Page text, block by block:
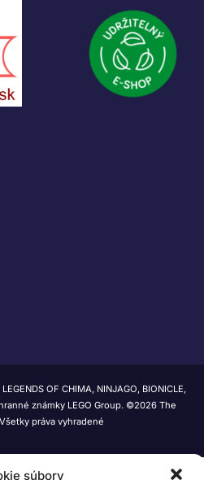
súbory
OF CHIMA, NINJAGO, BIONICLE,
známky LEGO Group. ©2026 The
práva vyhradené